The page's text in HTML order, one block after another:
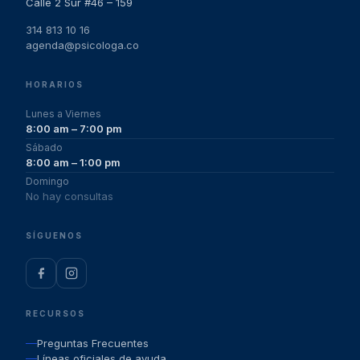
314 813 10 16
agenda@psicologa.co
HORARIOS
Lunes a Viernes
8:00 am – 7:00 pm
Sábado
8:00 am – 1:00 pm
Domingo
No hay consultas
SÍGUENOS
RECURSOS
Preguntas Frecuentes